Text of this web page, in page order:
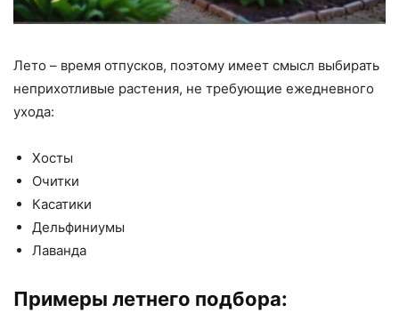
Лето – время отпусков, поэтому имеет смысл выбирать
неприхотливые растения, не требующие ежедневного
ухода:
Хосты
Очитки
Касатики
Дельфиниумы
Лаванда
Примеры летнего подбора: